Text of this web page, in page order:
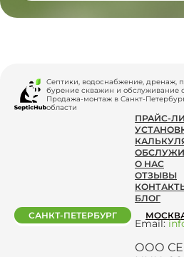
Септики, водоснабжение, дренаж,
бурение скважин и обслуживание
Продажа-монтаж в Санкт-
области
ПРАЙС-
О НАС
ОТЗЫВЫ
БЛОГ
Email:
ООО
САНКТ-ПЕТЕРБУРГ